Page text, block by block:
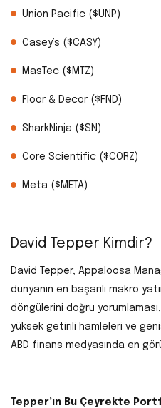
Union Pacific ($UNP)
Casey’s ($CASY)
MasTec ($MTZ)
Floor & Decor ($FND)
SharkNinja ($SN)
Core Scientific ($CORZ)
Meta ($META)
David Tepper Kimdir?
David Tepper, Appaloosa
dünyanın en başarılı makro
döngülerini doğru
yüksek getirili hamleleri ve
ABD finans medyasında en
Tepper’ın Bu Çeyrekte